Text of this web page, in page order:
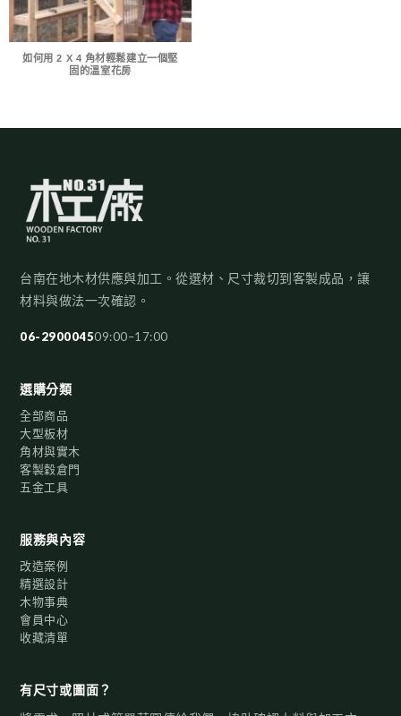
如何用 2 X 4 角材輕鬆建立一個堅
固的溫室花房
台南在地木材供應與加工。從選材、尺寸裁切到客製成品，讓
材料與做法一次確認。
06-290004509:00–17:00
選購分類
全部商品
大型板材
角材與實木
客製穀倉門
五金工具
服務與內容
改造案例
精選設計
木物事典
會員中心
收藏清單
有尺寸或圖面？